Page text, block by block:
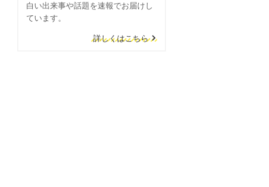
白い出来事や話題を速報でお届けし
ています。
詳しくはこちら